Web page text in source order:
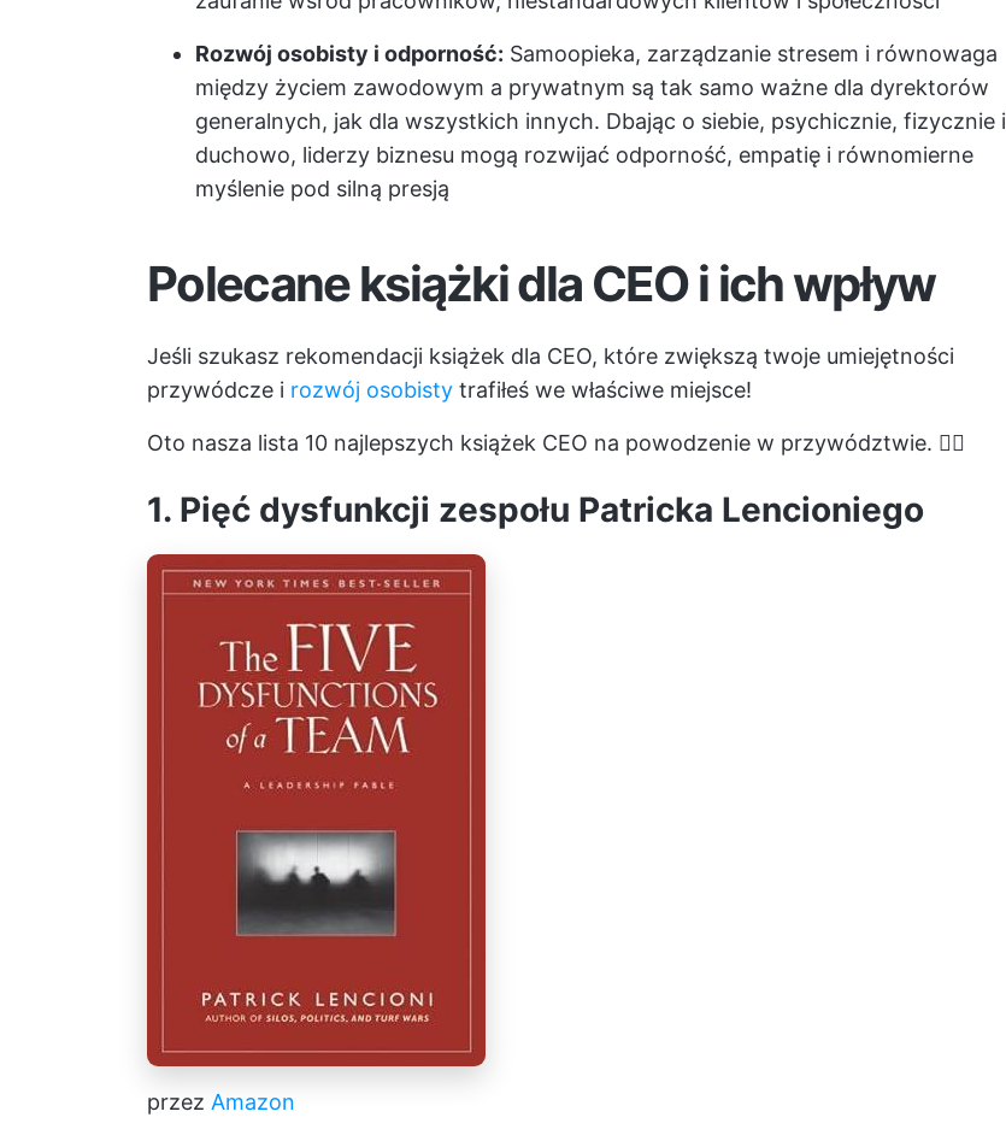
Rozwój osobisty i odporność: Samoopieka, zarządzanie stresem i równowaga
między życiem zawodowym a prywatnym są tak samo ważne dla dyrektorów
generalnych, jak dla wszystkich innych. Dbając o siebie, psychicznie, fizycznie i
duchowo, liderzy biznesu mogą rozwijać odporność, empatię i równomierne
myślenie pod silną presją
Polecane książki dla CEO i ich wpływ
Jeśli szukasz rekomendacji książek dla CEO, które zwiększą twoje umiejętności
przywódcze i rozwój osobisty trafiłeś we właściwe miejsce!
Oto nasza lista 10 najlepszych książek CEO na powodzenie w przywództwie. ✍🏻
1. Pięć dysfunkcji zespołu Patricka Lencioniego
przez Amazon